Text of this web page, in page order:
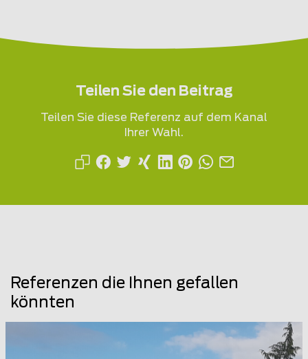
Teilen Sie den Beitrag
Teilen Sie diese Referenz auf dem Kanal
Ihrer Wahl.
Referenzen die Ihnen gefallen
könnten